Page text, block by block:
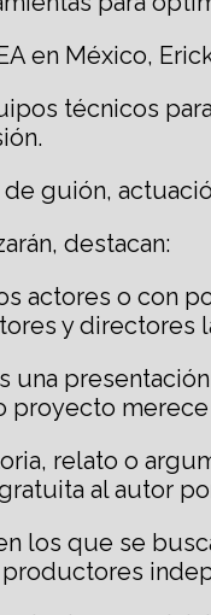
en México,
técnicos
guión,
destacan:
actores o con
y directores
una
relato o
al autor
los que se